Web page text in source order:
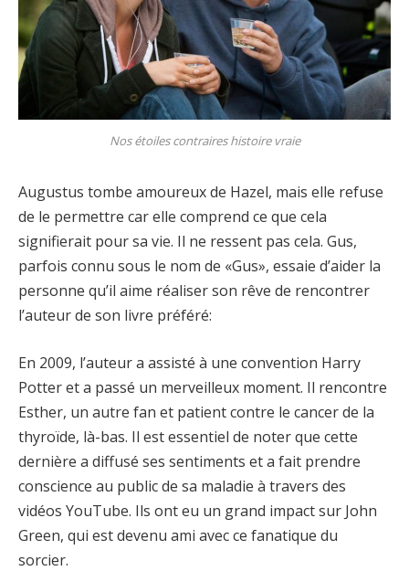
Nos étoiles contraires histoire vraie
Augustus tombe amoureux de Hazel, mais elle refuse
de le permettre car elle comprend ce que cela
signifierait pour sa vie. Il ne ressent pas cela. Gus,
parfois connu sous le nom de «Gus», essaie d’aider la
personne qu’il aime réaliser son rêve de rencontrer
l’auteur de son livre préféré:
En 2009, l’auteur a assisté à une convention Harry
Potter et a passé un merveilleux moment. Il rencontre
Esther, un autre fan et patient contre le cancer de la
thyroïde, là-bas. Il est essentiel de noter que cette
dernière a diffusé ses sentiments et a fait prendre
conscience au public de sa maladie à travers des
vidéos YouTube. Ils ont eu un grand impact sur John
Green, qui est devenu ami avec ce fanatique du
sorcier.